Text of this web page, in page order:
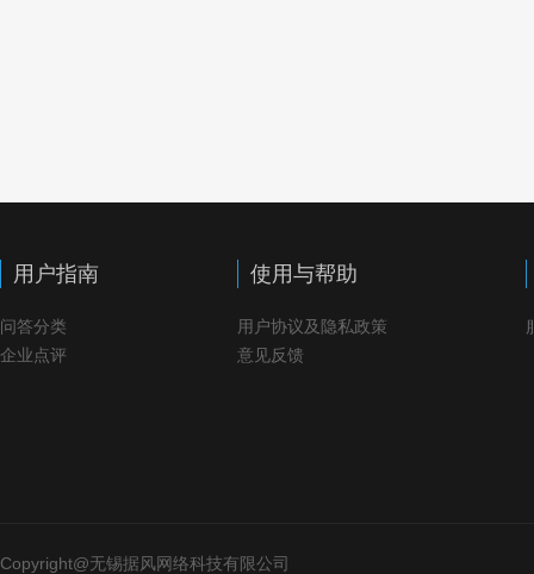
用户指南
问答分类
企业点评
使用与帮助
用户协议及隐私政策
意见反馈
Copyright@无锡据风网络科技有限公司